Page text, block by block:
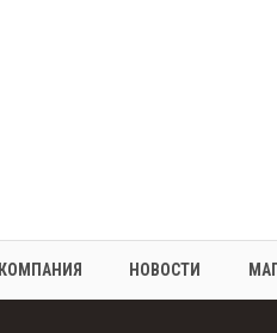
КОМПАНИЯ НОВОСТИ